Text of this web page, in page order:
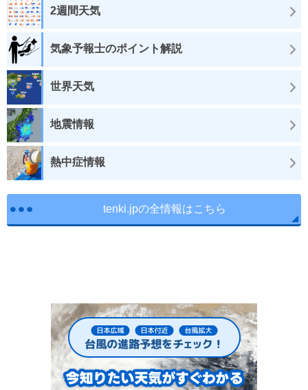
2週間天気
気象予報士のポイント解説
世界天気
地震情報
熱中症情報
tenki.jpの全情報はこちら